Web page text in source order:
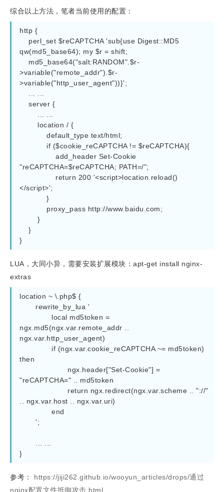
综合以上方法，笔者当前使用的配置：
http {
perl_set $reCAPTCHA 'sub{use Digest::MD5
qw(md5_base64); my $r = shift;
    md5_base64("salt:RANDOM".
$r-
>variable("remote_addr"). $r-
>variable("http_user_agent"))}';
server {
location / {
default_type text/html;
if ($cookie_reCAPTCHA != $reCAPTCHA){
add_header
"reCAPTCHA=$reCAPTCHA; PATH=/";
return 200 '<script>location.reload()
</script>';
proxy_pass http://www.baidu.com;
LUA，大同小异，需要安装扩展模块： apt-get install nginx-
extras
location ~ \.php$ {
rewrite_by_lua '
ngx.md5(ngx.var.remote_addr ..
ngx.var.http_user_agent)
then
"reCAPTCHA=" .. md5token
.. ngx.var.host .. ngx.var.uri)
	'
;
参考： https://jiji262.github.io/wooyun_articles/drops/通过
nginx配置文件抵御攻击.html